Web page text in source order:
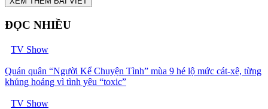
ĐỌC NHIỀU
TV Show
Quán quân “Người Kể Chuyện Tình” mùa 9 hé lộ mức cát-xê, từng
khủng hoảng vì tình yêu “toxic”
TV Show